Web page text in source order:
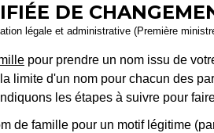
DE
légale et administrative (Première
pour prendre un nom issu de
limite d'un nom pour chacun des
les étapes à suivre pour
de famille pour un motif légitime